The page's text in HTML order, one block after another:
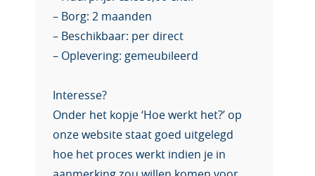
– Borg: 2 maanden
– Beschikbaar: per direct
– Oplevering: gemeubileerd
Interesse?
Onder het kopje ‘Hoe werkt het?’ op
onze website staat goed uitgelegd
hoe het proces werkt indien je in